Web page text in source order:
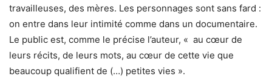
travailleuses, des mères. Les personnages sont sans fard :
on entre dans leur intimité comme dans un documentaire.
Le public est, comme le précise l’auteur, « au cœur de
leurs récits, de leurs mots, au cœur de cette vie que
beaucoup qualifient de (…) petites vies ».